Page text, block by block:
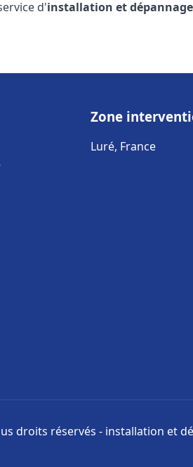
d'installation et
Zone
Luré, France
droits réservés - installation et